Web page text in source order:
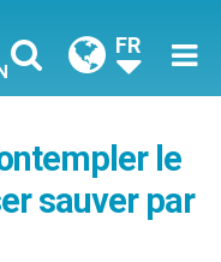
FR
le
sauver par